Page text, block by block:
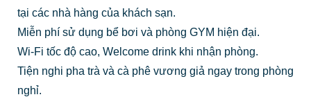
tại các nhà hàng của khách sạn.
Miễn phí sử dụng bể bơi và phòng GYM hiện đại.
Wi-Fi tốc độ cao, Welcome drink khi nhận phòng.
Tiện nghi pha trà và cà phê vương giả ngay trong phòng
nghỉ.